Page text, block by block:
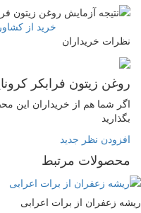
خرید از
نظرات خریداران
روغن زیتون فرابکر
اگر شما هم از خریداران این
بگذارید
افزودن نظر جدید
محصولات مرتبط
زعفران از برات اعرابی